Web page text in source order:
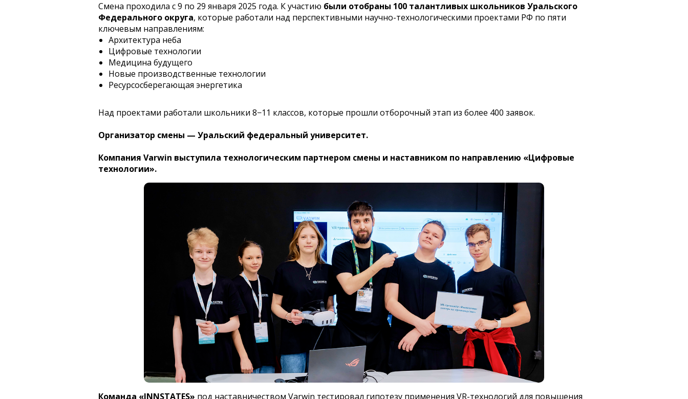
Смена проходила с 9 по 29 января 2025 года. К участию были отобраны 100 талантливых школьников Уральского
Федерального округа, которые работали над перспективными научно-технологическими проектами РФ по пяти
ключевым направлениям:
Архитектура неба
Цифровые технологии
Медицина будущего
Новые производственные технологии
Ресурсосберегающая энергетика
Над проектами работали школьники 8−11 классов, которые прошли отборочный этап из более 400 заявок.
Организатор смены — Уральский федеральный университет.
Компания Varwin выступила технологическим партнером смены и наставником по направлению «Цифровые
технологии».
Команда «INNSTATES» под наставничеством Varwin тестировал гипотезу применения VR-технологий для повышения